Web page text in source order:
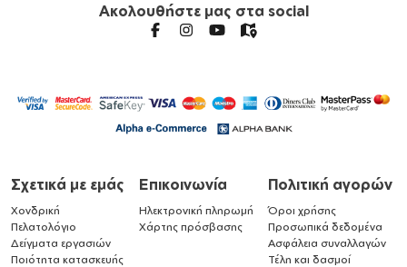
Ακολουθήστε μας στα social
Σχετικά με εμάς
Χονδρική
Πελατολόγιο
Δείγματα εργασιών
Ποιότητα κατασκευής
Επικοινωνία
Ηλεκτρονική πληρωμή
Χάρτης πρόσβασης
Πολιτική αγορών
Όροι χρήσης
Προσωπικά δεδομένα
Ασφάλεια συναλλαγών
Τέλη και δασμοί